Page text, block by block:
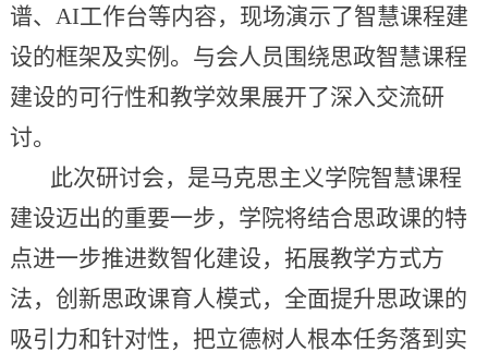
谱、AI工作台等内容，现场演示了智慧课程建
设的框架及实例。与会人员围绕思政智慧课程
建设的可行性和教学效果展开了深入交流研
讨。
此次研讨会，是马克思主义学院智慧课程
建设迈出的重要一步，学院将结合思政课的特
点进一步推进数智化建设，拓展教学方式方
法，创新思政课育人模式，全面提升思政课的
吸引力和针对性，把立德树人根本任务落到实